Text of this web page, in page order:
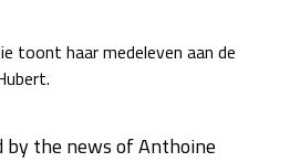
PRIX 2026 20 - 22 nov
04 - 06 dec
toont haar medeleven aan de
by the news of Anthoine